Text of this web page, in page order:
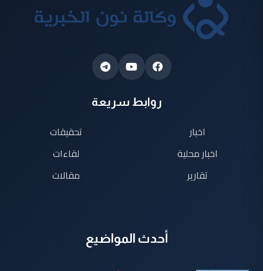
روابط سريعة
اخبار
اخبار محلية
تقارير
تحقيقات
لقاءات
مقالات
أحدث المواضيع